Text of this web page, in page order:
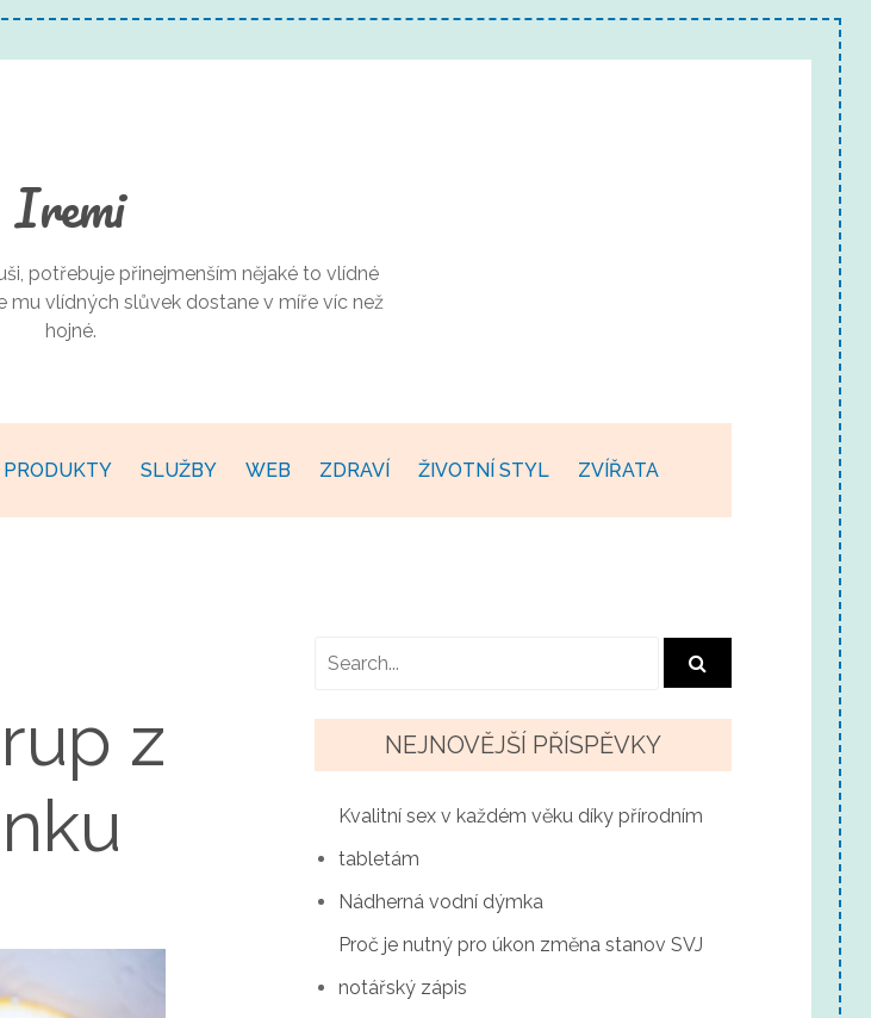
Iremi
potřebuje přinejmenším nějaké to vlídné
mu vlídných slůvek dostane v míře víc než
hojné.
PRODUKTY SLUŽBY WEB ZDRAVÍ ŽIVOTNÍ STYL ZVÍŘATA
z
NEJNOVĚJŠÍ PŘÍSPĚVKY
Kvalitní sex v každém věku díky přírodním
tabletám
Nádherná vodní dýmka
Proč je nutný pro úkon změna stanov SVJ
notářský zápis